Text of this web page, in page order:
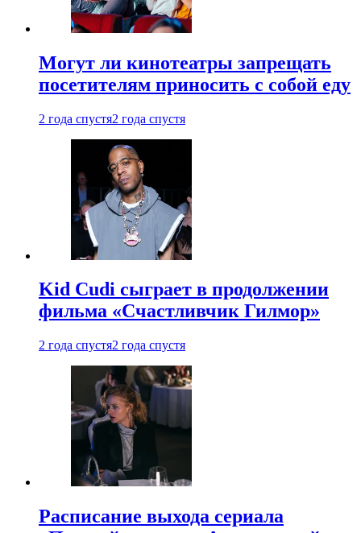
Могут ли кинотеатры запрещать
посетителям приносить с собой еду
2 года спустя2 года спустя
Kid Cudi сыграет в продолжении
фильма «Счастливчик Гилмор»
2 года спустя2 года спустя
Расписание выхода сериала